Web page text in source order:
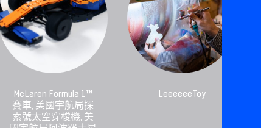
McLaren Formula 1™
賽車, 美國宇航局探
索號太空穿梭機, 美
LeeeeeeToy